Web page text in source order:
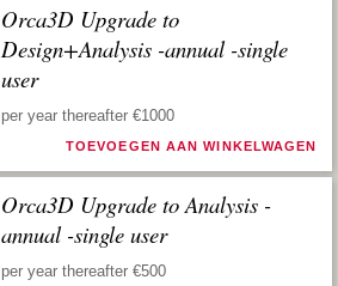
Orca3D Upgrade to
Design+Analysis -annual -single
user
per year thereafter €1000
TOEVOEGEN AAN WINKELWAGEN
Orca3D Upgrade to Analysis -
annual -single user
per year thereafter €500